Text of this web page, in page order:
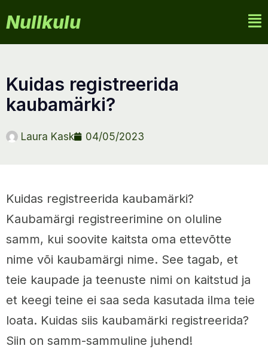
Nullkulu
kuidas registreerida
kaubamärki?
Laura Kask 04/05/2023
Kuidas registreerida kaubamärki?
Kaubamärgi registreerimine on oluline
samm, kui soovite kaitsta oma ettevõtte
nime või kaubamärgi nime. See tagab, et
teie kaupade ja teenuste nimi on kaitstud ja
et keegi teine ei saa seda kasutada ilma teie
loata. Kuidas siis kaubamärki registreerida?
Siin on samm-sammuline juhend!